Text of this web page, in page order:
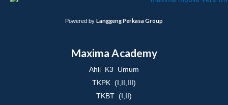
Powered by Langgeng Perkasa Group
Maxima Academy
Ahli K3 Umum
TKPK (I,II,III)
TKBT (I,II)